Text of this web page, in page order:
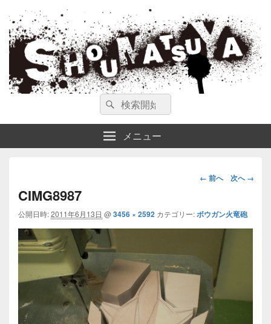
ガンスミス 庄松屋
庄松屋は様々なガンスミスを 製作途中や動画を交えて公開しています。
検
索
対
象:
検
索
メニュー
画
ビ
ゲ
ョ
ン
← 前へ 次へ →
CIMG8987
公開日時:2011年6月13日 @3456 × 2592 カテゴリー:ボウガン火竜砲